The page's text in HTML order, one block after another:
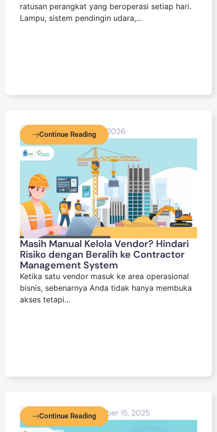
ratusan perangkat yang beroperasi setiap hari.
Lampu, sistem pendingin udara,...
Blog Detail May 6, 2026
Masih Manual Kelola Vendor? Hindari
Risiko dengan Beralih ke Contractor
Management System
Ketika satu vendor masuk ke area operasional
bisnis, sebenarnya Anda tidak hanya membuka
akses tetapi...
Continue Reading
Blog Detail December 15, 2025
Continue Reading